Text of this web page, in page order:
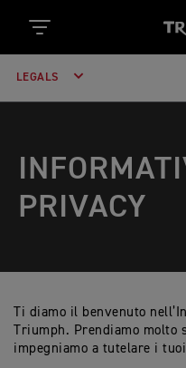
LEGALS
PRIVACY
Ti diamo il benvenuto
Triumph. Prendiamo
impegniamo a tutelare i